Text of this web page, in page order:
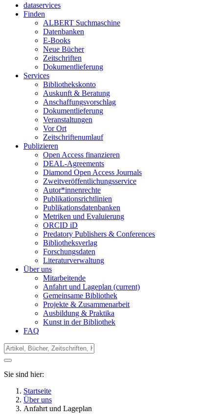
dataservices
Finden
ALBERT Suchmaschine
Datenbanken
E-Books
Neue Bücher
Zeitschriften
Dokumentlieferung
Services
Bibliothekskonto
Auskunft & Beratung
Anschaffungsvorschlag
Dokumentlieferung
Veranstaltungen
Vor Ort
Zeitschriftenumlauf
Publizieren
Open Access finanzieren
DEAL-Agreements
Diamond Open Access Journals
Zweitveröffentlichungsservice
Autor*innenrechte
Publikationsrichtlinien
Publikationsdatenbanken
Metriken und Evaluierung
ORCID iD
Predatory Publishers & Conferences
Bibliotheksverlag
Forschungsdaten
Literaturverwaltung
Über uns
Mitarbeitende
Anfahrt und Lageplan (current)
Gemeinsame Bibliothek
Projekte & Zusammenarbeit
Ausbildung & Praktika
Kunst in der Bibliothek
FAQ
Sie sind hier:
Startseite
Über uns
Anfahrt und Lageplan